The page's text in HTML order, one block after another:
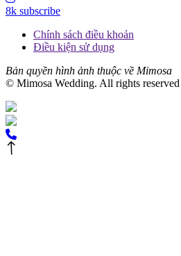
8k subscribe
Chính sách điều khoản
Điều kiện sử dụng
Bản quyền hình ảnh thuộc về Mimosa
© Mimosa Wedding. All rights reserved